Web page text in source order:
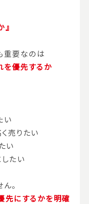
重要なのは
を優先するか
い
売りたい
い
たい
。
先にするかを明確